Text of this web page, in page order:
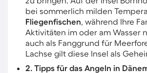
bei sommerlich milden
Fliegenfischen, während Ihre
Aktivitäten im oder am Wasser
auch als Fanggrund für
Lachse gilt diese Insel als
2. Tipps für das Angeln in